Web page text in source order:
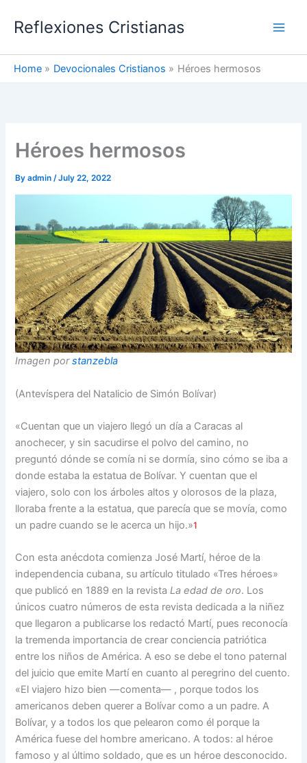
Reflexiones Cristianas
Home Devocionales Cristianos Héroes hermosos
Héroes hermosos
Byadmin/July 22, 2022
Imagen porstanzebla
(Antevíspera del Natalicio de Simón Bolívar)
«Cuentan que un viajero llegó un día a Caracas al
anochecer, y sin sacudirse el polvo del camino, no
preguntó dónde se comía ni se dormía, sino cómo se iba a
donde estaba la estatua de Bolívar. Y cuentan que el
viajero, solo con los árboles altos y olorosos de la plaza,
lloraba frente a la estatua, que parecía que se movía, como
un padre cuando se le acerca un hijo.»1
Con esta anécdota comienza José Martí, héroe de la
independencia cubana, su artículo titulado «Tres héroes»
que publicó en 1889 en la revistaLa edad de oro. Los
únicos cuatro números de esta revista dedicada a la niñez
que llegaron a publicarse los redactó Martí, pues reconocía
la tremenda importancia de crear conciencia patriótica
entre los niños de América. A eso se debe el tono paternal
del juicio que emite Martí en cuanto al peregrino del cuento.
«El viajero hizo bien —comenta— , porque todos los
americanos deben querer a Bolívar como a un padre. A
Bolívar, y a todos los que pelearon como él porque la
América fuese del hombre americano. A todos: al héroe
famoso y al último soldado, que es un héroe desconocido.